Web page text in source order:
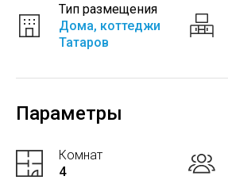
Тип размещения
Дома, коттеджи
Татаров
Параметры
Комнат
4